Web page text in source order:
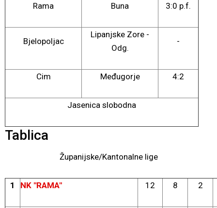
Rama Buna 3:0 p.f.
Bjelopoljac
Lipanjske Zore -
Odg.
-
Cim Međugorje 4:2
Jasenica slobodna
Tablica
Županijske/Kantonalne lige
1 NK "RAMA" 12 8 2